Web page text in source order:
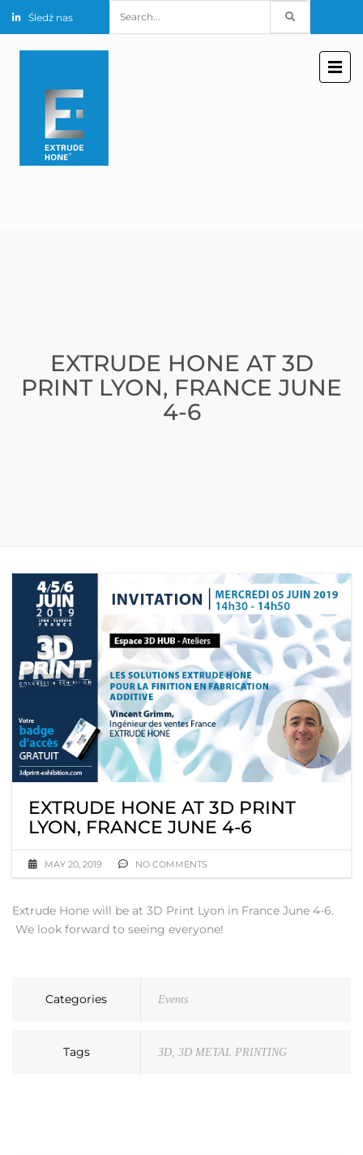
Śledź nas
for:
EXTRUDE HONE AT 3D
PRINT LYON, FRANCE JUNE
4-6
EXTRUDE HONE AT 3D PRINT
LYON, FRANCE JUNE 4-6
MAY 20, 2019 NO COMMENTS
Extrude Hone will be at 3D Print Lyon in France June 4-6.
We look forward to seeing everyone!
Categories Events
Tags 3D, 3D METAL PRINTING